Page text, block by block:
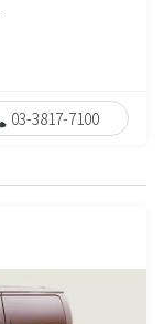
03-3817-7100